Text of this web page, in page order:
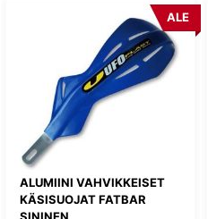
ALUMIINI VAHVIKKEISET
KÄSISUOJAT FATBAR
ALE